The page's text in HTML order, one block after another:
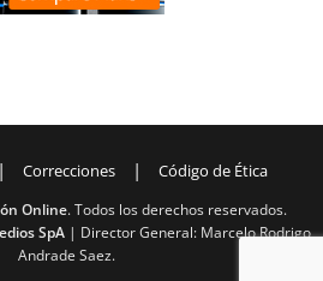
| Correcciones | Código de Ética
Online. Todos los derechos reservados.
SpA| Director General: Marcelo Rodrigo
Andrade Saez.